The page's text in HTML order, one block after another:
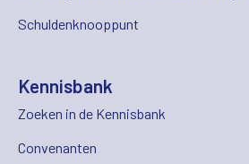
Schuldenknooppunt
Kennisbank
Zoeken in de Kennisbank
Convenanten